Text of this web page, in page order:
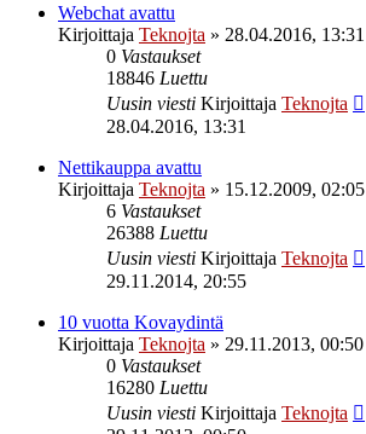
Webchat avattu
Kirjoittaja Teknojta » 28.04.2016, 13:31
0 Vastaukset
18846 Luettu
Uusin viesti Kirjoittaja Teknojta
28.04.2016, 13:31
Nettikauppa avattu
Kirjoittaja Teknojta » 15.12.2009, 02:05
6 Vastaukset
26388 Luettu
Uusin viesti Kirjoittaja Teknojta
29.11.2014, 20:55
10 vuotta Kovaydintä
Kirjoittaja Teknojta » 29.11.2013, 00:50
0 Vastaukset
16280 Luettu
Uusin viesti Kirjoittaja Teknojta